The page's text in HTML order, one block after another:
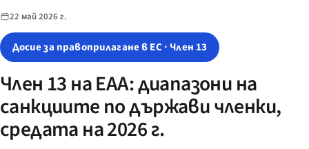
22 май 2026 г.
Досие за правоприлагане в ЕС · Член 13
Член 13 на EAA: диапазони на
санкциите по държави членки,
средата на 2026 г.